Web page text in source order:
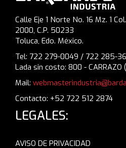
Calle Eje 1 Norte No. 16 Mz. 1
2000, C.P. 50233
Toluca, Edo. México.
Tel: 722 279-0049 / 722 285-
Lada sin costo: 800 - CARRAZO
Mail:
Contacto: +52 722 512 2874
LEGALES:
AVISO DE PRIVACIDAD